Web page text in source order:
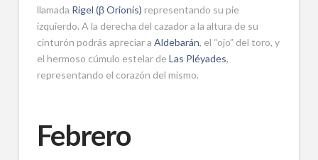
llamada Rigel (β Orionis) representando su pie
izquierdo. A la derecha del cazador a la altura de su
cinturón podrás apreciar a Aldebarán, el “ojo” del toro, y
el hermoso cúmulo estelar de Las Pléyades,
representando el corazón del mismo.
Febrero